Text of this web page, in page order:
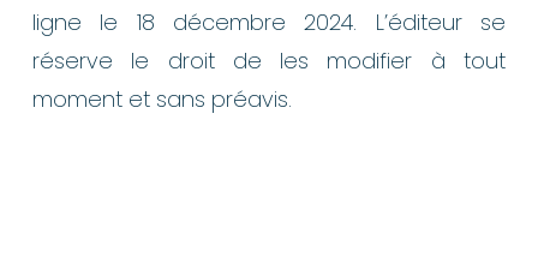
ligne le 18 décembre 2024. L’éditeur se
réserve le droit de les modifier à tout
moment et sans préavis.